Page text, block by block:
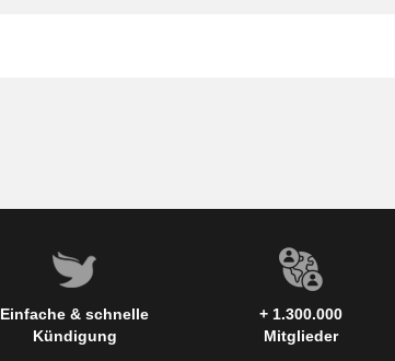
+ 1.300.000
Mitglieder
Einfache & schnelle
Kündigung